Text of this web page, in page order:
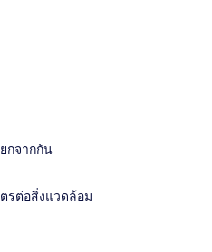
กจากกัน
รต่อสิ่งแวดล้อม